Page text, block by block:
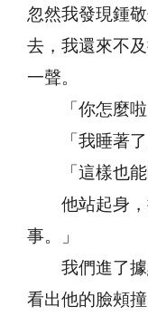
忽然我發現鍾
去，我還來不
一聲。
「你怎麼啦
「我睡著了
「這樣也能
他站起身，
事。」
我們進了據
看出他的臉頰